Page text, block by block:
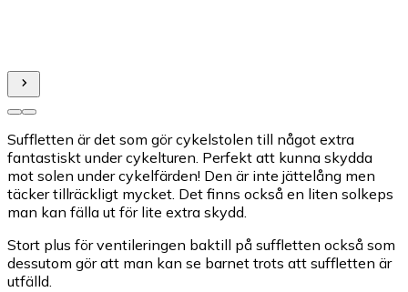
Suffletten är det som gör cykelstolen till något extra
fantastiskt under cykelturen. Perfekt att kunna skydda
mot solen under cykelfärden! Den är inte jättelång men
täcker tillräckligt mycket. Det finns också en liten solkeps
man kan fälla ut för lite extra skydd.
Stort plus för ventileringen baktill på suffletten också som
dessutom gör att man kan se barnet trots att suffletten är
utfälld.